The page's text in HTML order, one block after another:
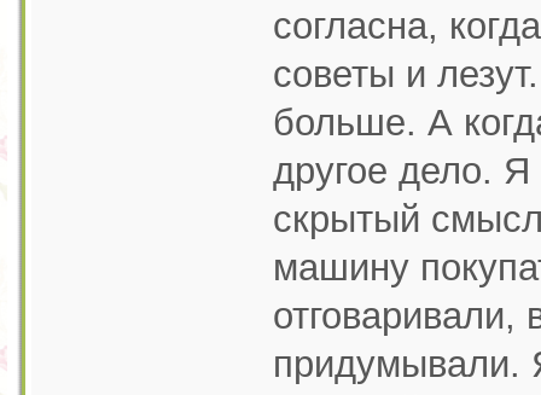
согласна,
советы и
больше. А
другое дело.
скрытый
машину
отговаривали,
придумывали.